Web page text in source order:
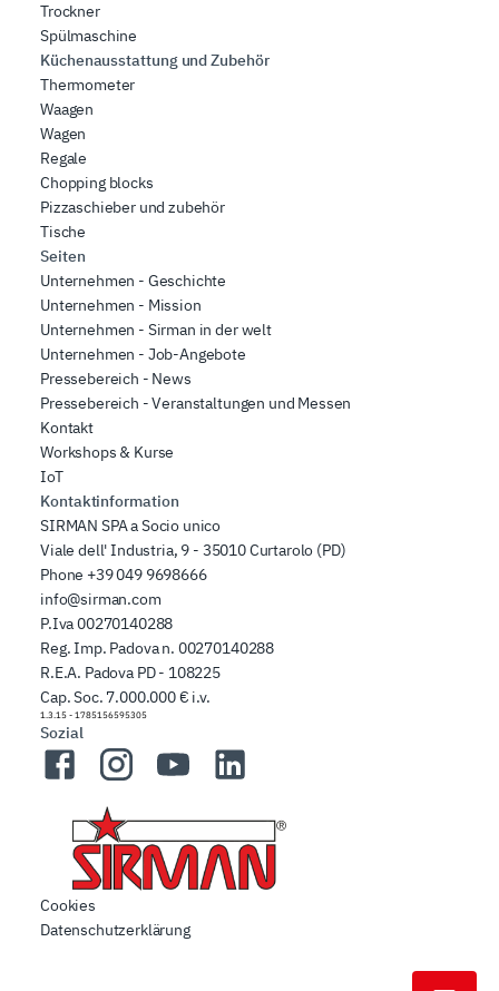
Trockner
Spülmaschine
Küchenausstattung und Zubehör
Thermometer
Waagen
Wagen
Regale
Chopping blocks
Pizzaschieber und zubehör
Tische
Seiten
Unternehmen - Geschichte
Unternehmen - Mission
Unternehmen - Sirman in der welt
Unternehmen - Job-Angebote
Pressebereich - News
Pressebereich - Veranstaltungen und Messen
Kontakt
Workshops & Kurse
IoT
Kontaktinformation
SIRMAN SPA a Socio unico
Viale dell' Industria, 9 - 35010 Curtarolo (PD)
Phone +39 049 9698666
info@sirman.com
P.Iva 00270140288
Reg. Imp. Padova n. 00270140288
R.E.A. Padova PD - 108225
Cap. Soc. 7.000.000 € i.v.
1.3.15 - 1785156595305
Sozial
FacebookInstagramYouTubeLinkedIn
Cookies
Datenschutzerklärung